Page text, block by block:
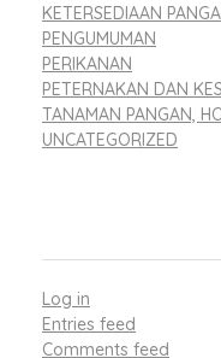
KETERSEDIAAN
PENGUMUMAN
PERIKANAN
PETERNAKAN DAN
TANAMAN PANGAN,
UNCATEGORIZED
Log in
Entries feed
Comments feed